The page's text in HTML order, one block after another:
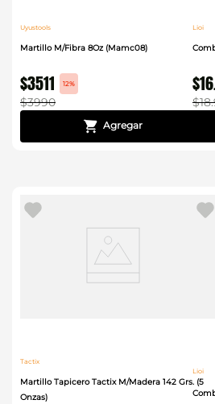
Uyustools
Martillo M/Fibra 8Oz (Mamc08)
$3511 12%
$3990
Lioi
$16
$18.
Tactix
Martillo Tapicero Tactix M/Madera 142 Grs. (5
Onzas)
Lioi